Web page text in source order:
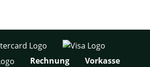
Rechnung Vorkasse